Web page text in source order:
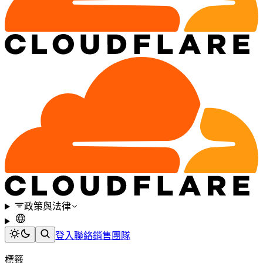
政策與法律
登入聯絡銷售團隊
標籤